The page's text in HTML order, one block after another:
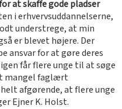
at skaffe gode pladser
i erhvervsuddannelserne,
understrege, at min
er blevet højere. Der
ansvar for at gøre deres
får flere unge til at søge
mangel faglært
afgørende, at flere unge
Ejner K. Holst.